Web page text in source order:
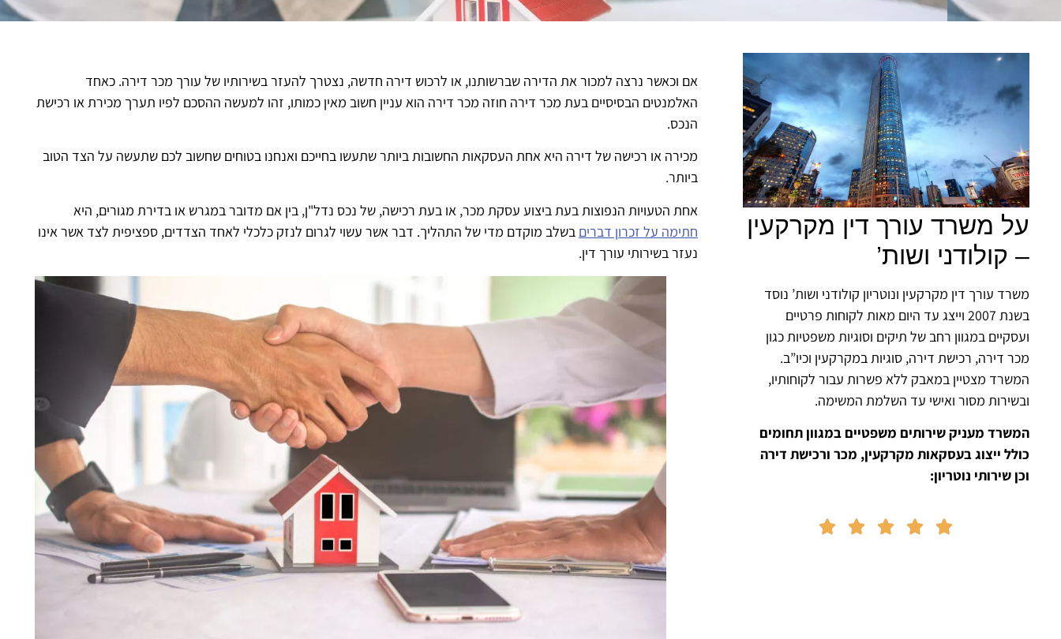
על משרד עורך דין מקרקעין
– קולודני ושות’
משרד עורך דין מקרקעין ונוטריון קולודני ושות’ נוסד
בשנת 2007 וייצג עד היום מאות לקוחות פרטיים
ועסקיים במגוון רחב של תיקים וסוגיות משפטיות כגון
מכר דירה, רכישת דירה, סוגיות במקרקעין וכיו”ב.
המשרד מצטיין במאבק ללא פשרות עבור לקוחותיו,
ובשירות מסור ואישי עד השלמת המשימה.
המשרד מעניק שירותים משפטיים במגוון תחומים
כולל ייצוג בעסקאות מקרקעין, מכר ורכישת דירה
וכן שירותי נוטריון:





אם וכאשר נרצה למכור את הדירה שברשותנו, או לרכוש דירה חדשה, נצטרך להעזר בשירותיו של עורך מכר דירה. כאחד
האלמנטים הבסיסיים בעת מכר דירה חוזה מכר דירה הוא עניין חשוב מאין כמותו, זהו למעשה ההסכם לפיו תערך מכירת או רכישת
הנכס.
מכירה או רכישה של דירה היא אחת העסקאות החשובות ביותר שתעשו בחייכם ואנחנו בטוחים שחשוב לכם שתעשה על הצד הטוב
ביותר.
אחת הטעויות הנפוצות בעת ביצוע עסקת מכר, או בעת רכישה, של נכס נדל"ן, בין אם מדובר במגרש או בדירת מגורים, היא
חתימה על זכרון דברים בשלב מוקדם מדי של התהליך. דבר אשר עשוי לגרום לנזק כלכלי לאחד הצדדים, ספציפית לצד אשר אינו
נעזר בשירותי עורך דין.